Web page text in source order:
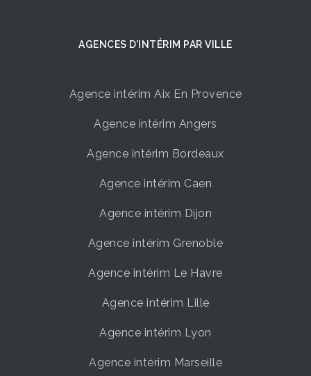
AGENCES D’INTÉRIM ​PAR VILLE
Agence intérim Aix En Provence
Agence intérim Angers
Agence intérim Bordeaux
Agence intérim Caen
Agence intérim Dijon
Agence intérim Grenoble
Agence intérim Le Havre
Agence intérim Lille
Agence intérim Lyon
Agence intérim Marseille